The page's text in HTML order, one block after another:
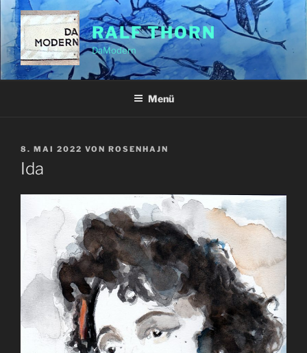
Zum
Inhalt
springen
RALF THORN
DaModern
Menü
VERÖFFENTLICHT
AM
8. MAI 2022 VON ROSENHAJN
Ida